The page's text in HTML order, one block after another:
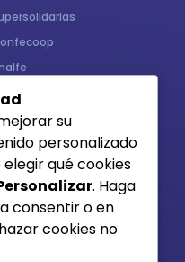
MEDIOS DE RECAUDO
su
personalizado
qué cookies
. Haga
consentir o en
cookies no